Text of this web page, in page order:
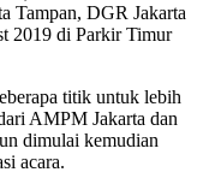
Tampan, DGR Jakarta
2019 di Parkir Timur
titik untuk lebih
AMPM Jakarta dan
dimulai kemudian
acara.